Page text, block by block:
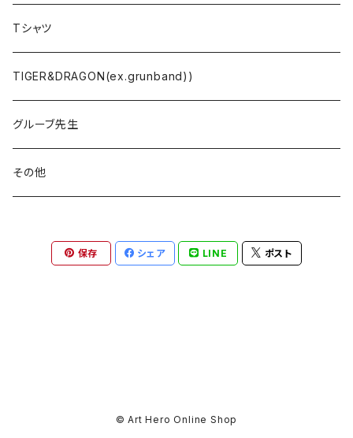
Tシャツ
TIGER&DRAGON(ex.grunband))
グルーブ先生
その他
保存 シェア LINE ポスト
© Art Hero Online Shop